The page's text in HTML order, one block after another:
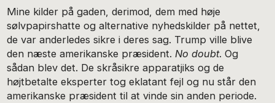
Mine kilder på gaden, derimod, dem med høje
sølvpapirshatte og alternative nyhedskilder på nettet,
de var anderledes sikre i deres sag. Trump ville blive
den næste amerikanske præsident. No doubt. Og
sådan blev det. De skråsikre apparatjiks og de
højtbetalte eksperter tog eklatant fejl og nu står den
amerikanske præsident til at vinde sin anden periode.